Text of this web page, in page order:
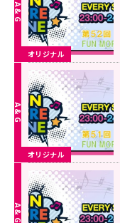
オリジナル
オリジナル